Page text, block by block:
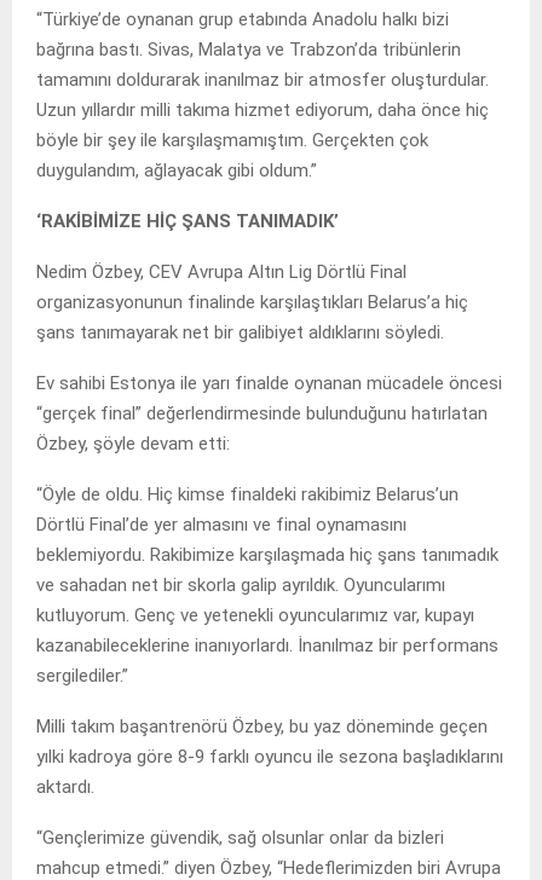
“Türkiye’de oynanan grup etabında Anadolu halkı bizi
bağrına bastı. Sivas, Malatya ve Trabzon’da tribünlerin
tamamını doldurarak inanılmaz bir atmosfer oluşturdular.
Uzun yıllardır milli takıma hizmet ediyorum, daha önce hiç
böyle bir şey ile karşılaşmamıştım. Gerçekten çok
duygulandım, ağlayacak gibi oldum.”
‘RAKİBİMİZE HİÇ ŞANS TANIMADIK’
Nedim Özbey, CEV Avrupa Altın Lig Dörtlü Final
organizasyonunun finalinde karşılaştıkları Belarus’a hiç
şans tanımayarak net bir galibiyet aldıklarını söyledi.
Ev sahibi Estonya ile yarı finalde oynanan mücadele öncesi
“gerçek final” değerlendirmesinde bulunduğunu hatırlatan
Özbey, şöyle devam etti:
“Öyle de oldu. Hiç kimse finaldeki rakibimiz Belarus’un
Dörtlü Final’de yer almasını ve final oynamasını
beklemiyordu. Rakibimize karşılaşmada hiç şans tanımadık
ve sahadan net bir skorla galip ayrıldık. Oyuncularımı
kutluyorum. Genç ve yetenekli oyuncularımız var, kupayı
kazanabileceklerine inanıyorlardı. İnanılmaz bir performans
sergilediler.”
Milli takım başantrenörü Özbey, bu yaz döneminde geçen
yılki kadroya göre 8-9 farklı oyuncu ile sezona başladıklarını
aktardı.
“Gençlerimize güvendik, sağ olsunlar onlar da bizleri
mahcup etmedi.” diyen Özbey, “Hedeflerimizden biri Avrupa